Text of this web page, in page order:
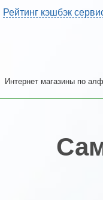
Рейтинг кэшбэк
Интернет магазины по